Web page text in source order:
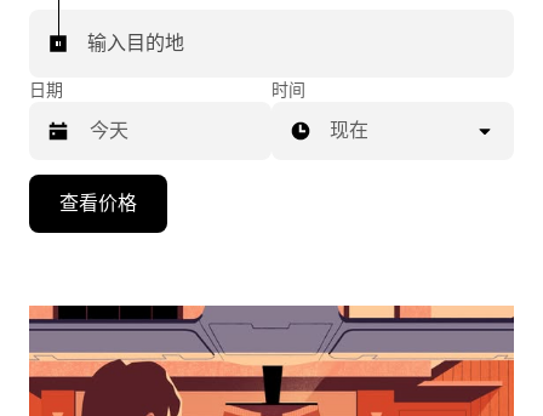
输入目的地
日期
向
头
浏
时间
现在
查看价格